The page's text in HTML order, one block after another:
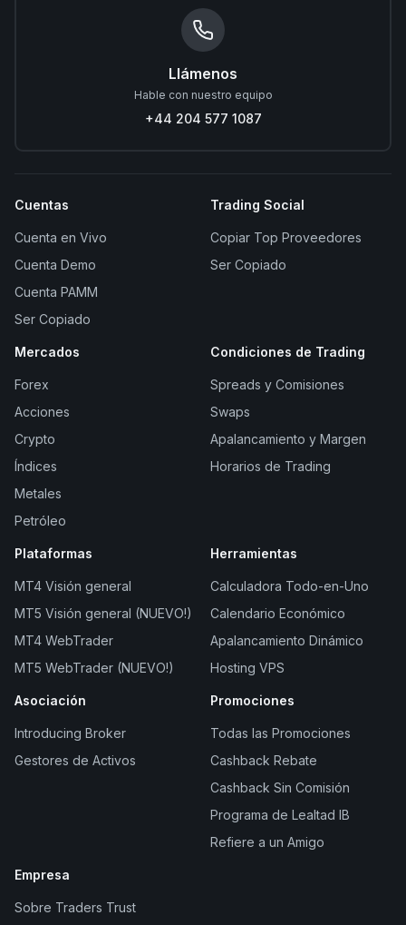
Llámenos
Hable con nuestro equipo
+44 204 577 1087
Cuentas
Cuenta en Vivo
Cuenta Demo
Cuenta PAMM
Ser Copiado
Trading Social
Copiar Top Proveedores
Ser Copiado
Mercados
Forex
Acciones
Crypto
Índices
Metales
Petróleo
Condiciones de Trading
Spreads y Comisiones
Swaps
Apalancamiento y Margen
Horarios de Trading
Plataformas
MT4 Visión general
MT5 Visión general (NUEVO!)
MT4 WebTrader
MT5 WebTrader (NUEVO!)
Herramientas
Calculadora Todo-en-Uno
Calendario Económico
Apalancamiento Dinámico
Hosting VPS
Asociación
Introducing Broker
Gestores de Activos
Promociones
Todas las Promociones
Cashback Rebate
Cashback Sin Comisión
Programa de Lealtad IB
Refiere a un Amigo
Empresa
Sobre Traders Trust